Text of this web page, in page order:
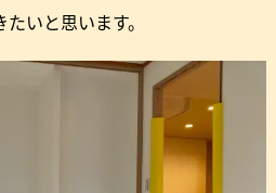
いと思います。